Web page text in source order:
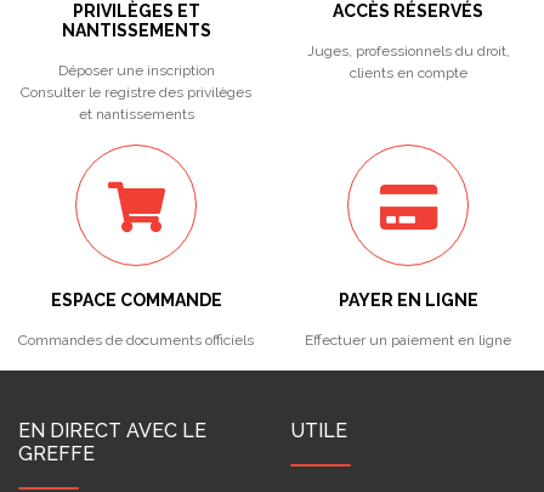
PRIVILÈGES ET
NANTISSEMENTS
Déposer une inscription
Consulter le registre des privilèges
et nantissements
ACCÈS RÉSERVÉS
Juges, professionnels du droit,
clients en compte
ESPACE COMMANDE
Commandes de documents officiels
PAYER EN LIGNE
Effectuer un paiement en ligne
EN DIRECT AVEC LE
GREFFE
UTILE